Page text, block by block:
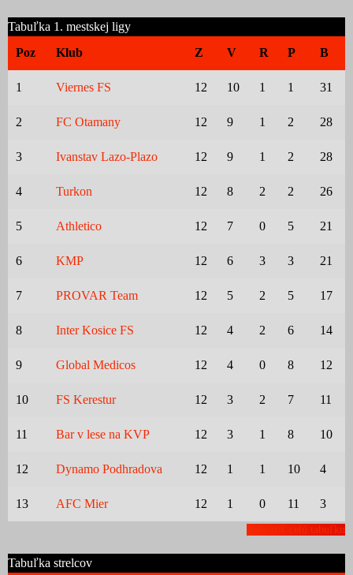
Tabuľka 1. mestskej ligy
Poz
Klub Z V R P B
1 Viernes FS 12 10 1 1 31
2 FC Otamany 12 9 1 2 28
3 Ivanstav Lazo-Plazo 12 9 1 2 28
4 Turkon 12 8 2 2 26
5 Athletico 12 7 0 5 21
6 KMP 12 6 3 3 21
7 PROVAR Team 12 5 2 5 17
8 Inter Kosice FS 12 4 2 6 14
9 Global Medicos 12 4 0 8 12
10 FS Kerestur 12 3 2 7 11
11 Bar v lese na KVP 12 3 1 8 10
12 Dynamo Podhradova 12 1 1 10 4
13 AFC Mier 12 1 0 11 3
Zobraziť celú tabuľku
Tabuľka strelcov